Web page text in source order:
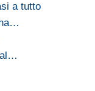
a tutto